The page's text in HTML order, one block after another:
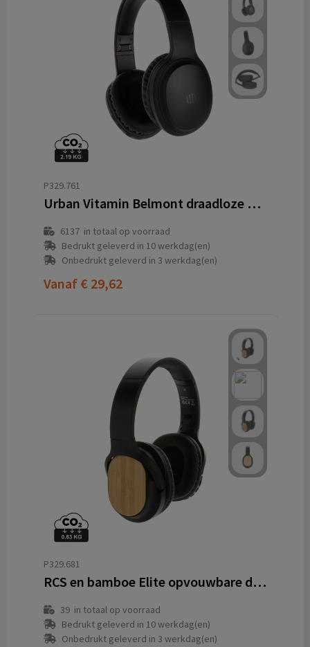
P329.761
Urban Vitamin Belmont draadloze hoofdtelefoon
6137in totaal op voorraad
Bedrukt geleverd in 10 werkdag(en)
Onbedrukt geleverd in 3 werkdag(en)
Vanaf € 29,62
P329.681
RCS en bamboe Elite opvouwbare draadloze hoofdtelefoon
39in totaal op voorraad
Bedrukt geleverd in 10 werkdag(en)
Onbedrukt geleverd in 3 werkdag(en)